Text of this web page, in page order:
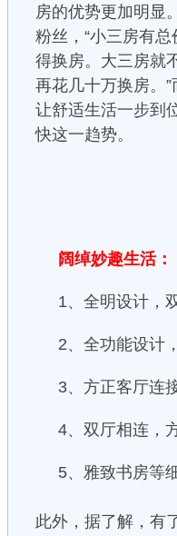
房的优势更加明显
粉丝，“小三房有
得换房。大三房就
再花几十万换房。
让舒适生活一步到
快这一趋势。
阔绰妙趣生活：
1、全明设计，
2、全功能设计
3、方正客厅连
4、双厅相连，
5、雅致书房等
此外，据了解，有